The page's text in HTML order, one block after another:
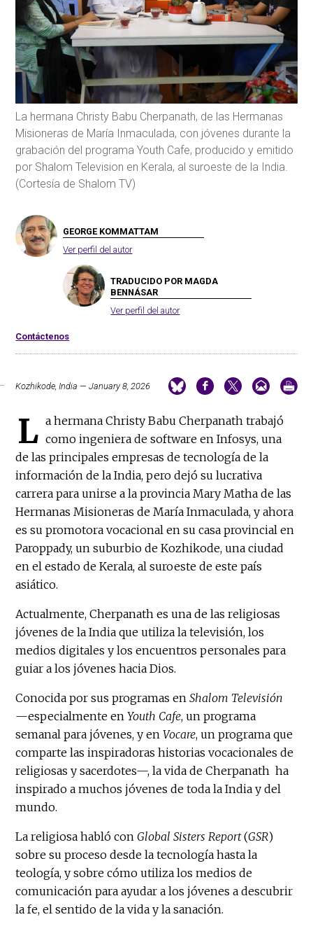
La hermana Christy Babu Cherpanath, de las Hermanas
Misioneras de María Inmaculada, con jóvenes durante la
grabación del programa Youth Cafe, producido y emitido
por Shalom Television en Kerala, al suroeste de la India.
(Cortesía de Shalom TV)
GEORGE KOMMATTAM
Ver perfil del autor
TRADUCIDO POR MAGDA
BENNÁSAR
Ver perfil del autor
Contáctenos
Kozhikode, India — January 8, 2026
L a hermana Christy Babu Cherpanath trabajó
como ingeniera de software en Infosys, una
de las principales empresas de tecnología de la
información de la India, pero dejó su lucrativa
carrera para unirse a la provincia Mary Matha de las
Hermanas Misioneras de María Inmaculada, y ahora
es su promotora vocacional en su casa provincial en
Paroppady, un suburbio de Kozhikode, una ciudad
en el estado de Kerala, al suroeste de este país
asiático.
Actualmente, Cherpanath es una de las religiosas
jóvenes de la India que utiliza la televisión, los
medios digitales y los encuentros personales para
guiar a los jóvenes hacia Dios.
Conocida por sus programas enShalom Televisión
—especialmente enYouth Cafe, un programa
semanal para jóvenes, y enVocare, un programa que
comparte las inspiradoras historias vocacionales de
religiosas y sacerdotes—, la vida de Cherpanath ha
inspirado a muchos jóvenes de toda la India y del
mundo.
La religiosa habló conGlobal Sisters Report(GSR)
sobre su proceso desde la tecnología hasta la
teología, y sobre cómo utiliza los medios de
comunicación para ayudar a los jóvenes a descubrir
la fe, el sentido de la vida y la sanación.